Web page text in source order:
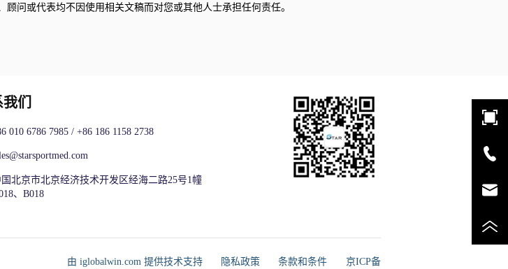
问或代表均不因使用相关文稿而对您或其他人士承担任何责任。
们
010 6786 7985 / +86 186 1158 2738
国北京市北京经济技术开发区经海二路25号1幢
、B018
由 iglobalwin.com 提供技术支持 隐私政策 条款和条件 京ICP备